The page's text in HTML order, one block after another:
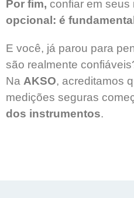
Por fim, confiar em seus
opcional: é
E você, já parou para
são realmente
Na AKSO, acreditamos
medições seguras
dos instrumentos.